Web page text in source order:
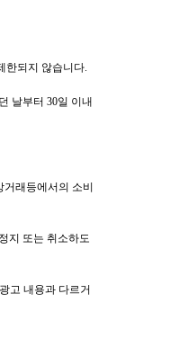
한되지 않습니다.
날부터 30일 이내
래등에서의 소비
지 또는 취소하도
고 내용과 다르거